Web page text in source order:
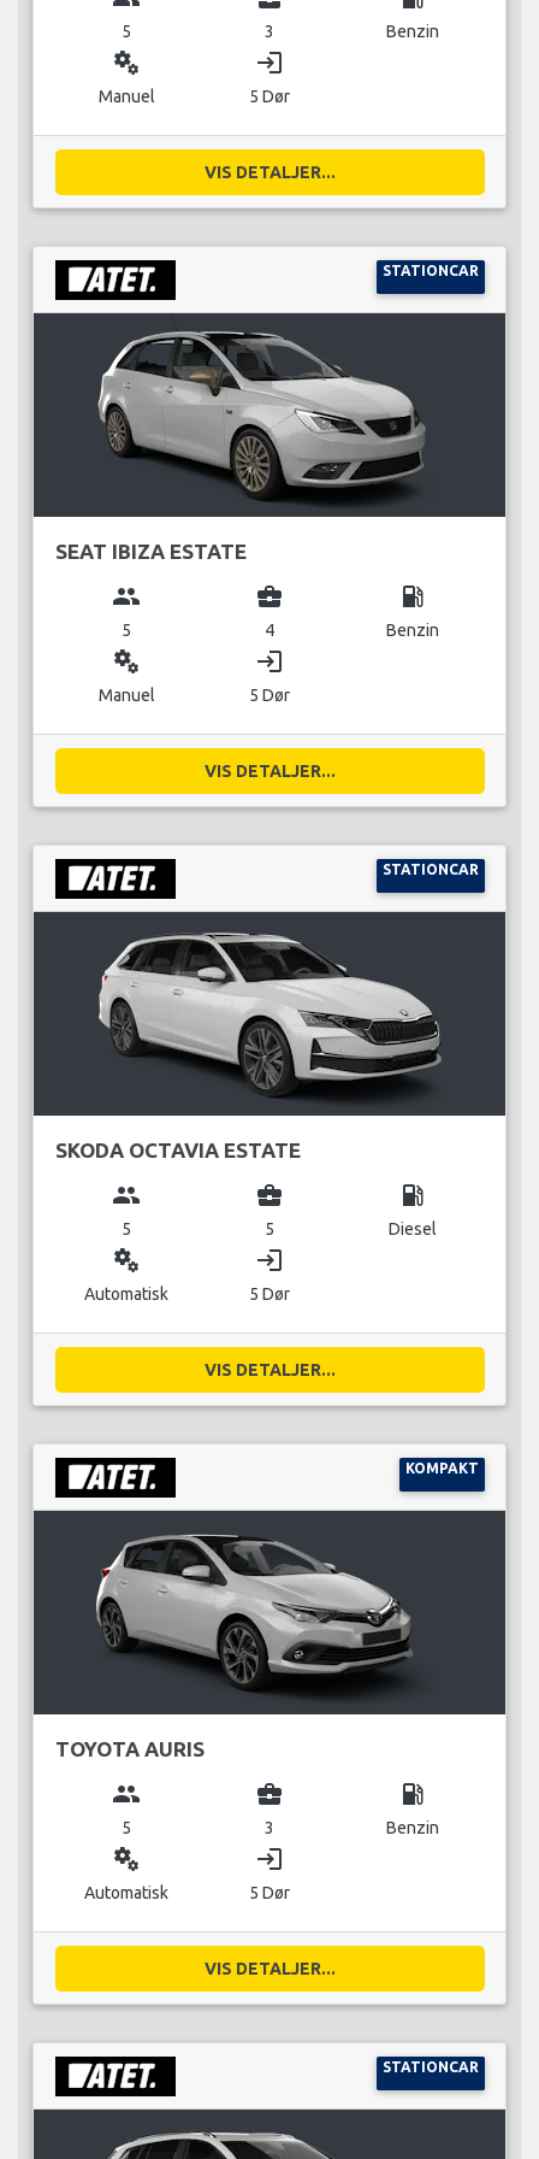
5 3 Benzin
miscellaneous_services
Manuel
login
5 Dør
VIS DETALJER...
STATIONCAR
SEAT IBIZA ESTATE
group
5
business_center
4
local_gas_station
Benzin
miscellaneous_services
Manuel
login
5 Dør
VIS DETALJER...
STATIONCAR
SKODA OCTAVIA ESTATE
group
5
business_center
5
local_gas_station
Diesel
miscellaneous_services
Automatisk
login
5 Dør
VIS DETALJER...
KOMPAKT
TOYOTA AURIS
group
5
business_center
3
local_gas_station
Benzin
miscellaneous_services
Automatisk
login
5 Dør
VIS DETALJER...
STATIONCAR